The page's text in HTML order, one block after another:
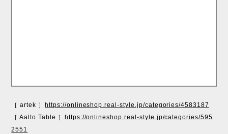
［ artek ］https://onlineshop.real-style.jp/categories/4583187
［ Aalto Table ］ https://onlineshop.real-style.jp/categories/595
2551